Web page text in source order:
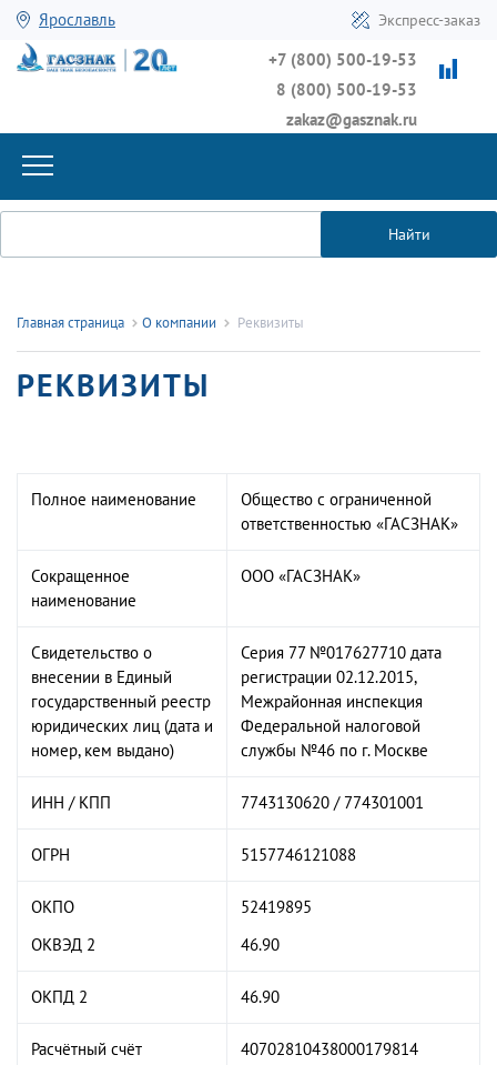
Ярославль Экспресс-заказ
+7 (800) 500-19-53
8 (800) 500-19-53
zakaz@gasznak.ru
Найти
Главная страница О компании Реквизиты
РЕКВИЗИТЫ
Полное наименование
Общество с ограниченной
ответственностью «ГАСЗНАК»
Сокращенное
наименование
ООО «ГАСЗНАК»
Свидетельство о
внесении в Единый
государственный реестр
юридических лиц (дата и
номер, кем выдано)
Серия 77 №017627710 дата
регистрации 02.12.2015,
Межрайонная инспекция
Федеральной налоговой
службы №46 по г. Москве
ИНН / КПП 7743130620 / 774301001
ОГРН 5157746121088
ОКПО
ОКВЭД 2
52419895
46.90
ОКПД 2 46.90
Расчётный счёт 40702810438000179814